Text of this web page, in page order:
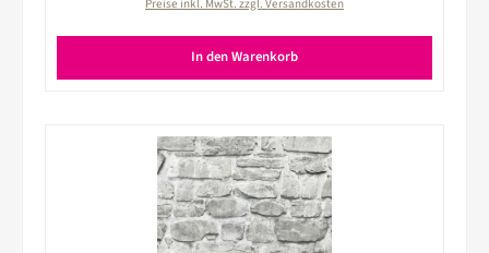
Preise inkl. MwSt. zzgl. Versandkosten
In den Warenkorb